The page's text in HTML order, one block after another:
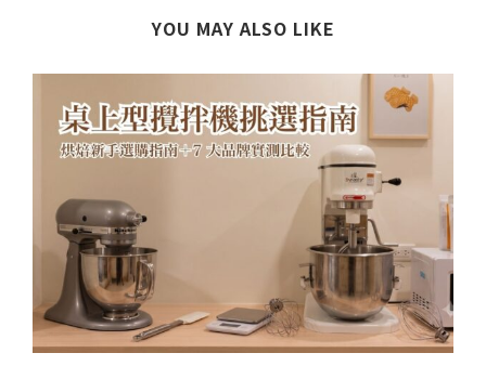
YOU MAY ALSO LIKE